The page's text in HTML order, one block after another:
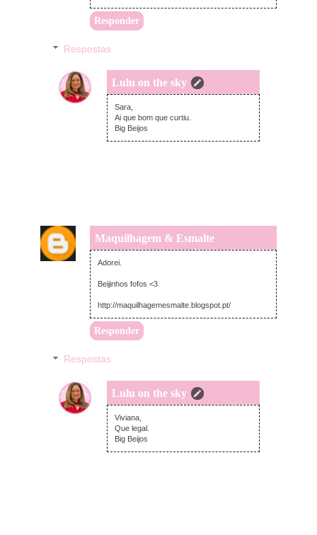
Responder
Respostas
Lulu on the sky
domingo, setembro 15, 2013
Sara,
Ai que bom que curtiu.
Big Beijos
Maquilhagem & Esmalte
sábado, setembro 14, 2013
Adorei.
Beijinhos fofos <3
http://maquilhagemesmalte.blogspot.pt/
Responder
Respostas
Lulu on the sky
domingo, setembro 15, 2013
Viviana,
Que legal.
Big Beijos